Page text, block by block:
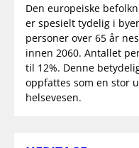
Den europeiske
er spesielt tydelig i
personer over 65 år
innen 2060. Antallet
til 12%. Denne
oppfattes som en stor
helsevesen.